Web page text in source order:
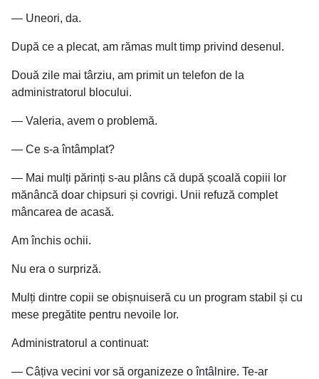
— Uneori, da.
După ce a plecat, am rămas mult timp privind desenul.
Două zile mai târziu, am primit un telefon de la
administratorul blocului.
— Valeria, avem o problemă.
— Ce s-a întâmplat?
— Mai mulți părinți s-au plâns că după școală copiii lor
mănâncă doar chipsuri și covrigi. Unii refuză complet
mâncarea de acasă.
Am închis ochii.
Nu era o surpriză.
Mulți dintre copii se obișnuiseră cu un program stabil și cu
mese pregătite pentru nevoile lor.
Administratorul a continuat:
— Câțiva vecini vor să organizeze o întâlnire. Te-ar